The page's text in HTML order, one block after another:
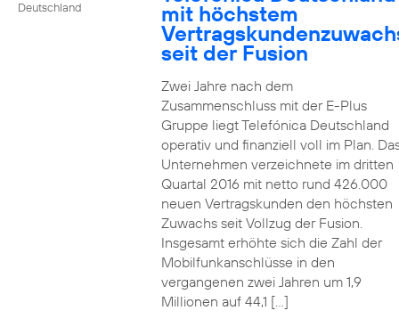
Deutschland
mit höchstem
seit der Fusion
Zwei Jahre nach dem
Zusammenschluss mit der E-Plus
Gruppe liegt Telefónica Deutschland
operativ und finanziell voll im Plan.
Unternehmen verzeichnete im dritten
Quartal 2016 mit netto rund 426.000
neuen Vertragskunden den höchsten
Zuwachs seit Vollzug der Fusion.
Insgesamt erhöhte sich die Zahl der
Mobilfunkanschlüsse in den
vergangenen zwei Jahren um 1,9
Millionen auf 44,1 […]